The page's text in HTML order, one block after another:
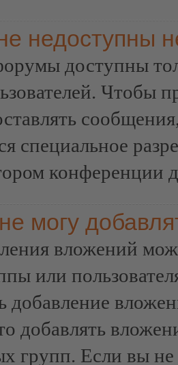
недоступны
доступны
Чтобы
специальное
конференции
могу
вложений
или
добавление
добавлять
групп. Если вы не